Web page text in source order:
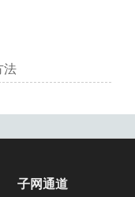
法
子网通道